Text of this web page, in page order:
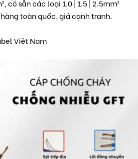
có sẵn các loại 1.0 | 1.5 | 2.5mm²
toàn quốc, giá cạnh tranh.
Việt Nam